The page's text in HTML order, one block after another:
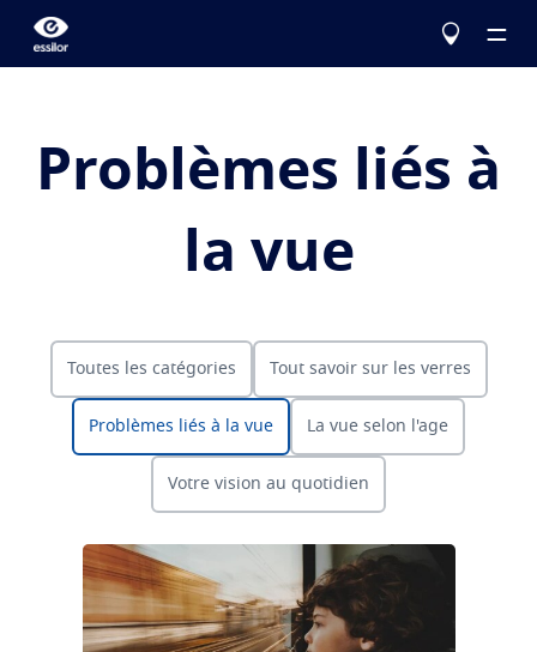
Corriger
Verres progressifs
Verres solaires Vision et style
Optimiser
Testez votre vue
Trouver un opticien
Problèmes liés à la vue
Tout savoir sur les verres
La vue selon l'age
Voir tous nos articles
Problèmes liés à
la vue
Toutes les catégories Tout savoir sur les verres
Problèmes liés à la vue La vue selon l'age
Votre vision au quotidien